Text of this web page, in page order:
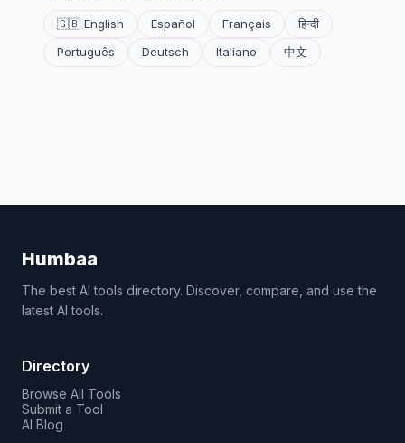
🇬🇧 English Español Français
हिन्दी
Português
Deutsch Italiano 中文
Humbaa
The best AI tools directory. Discover, compare, and use the
latest AI tools.
Directory
Browse All Tools
Submit a Tool
AI Blog